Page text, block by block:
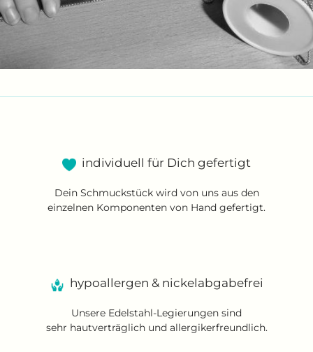
individuell für Dich gefertigt
Dein Schmuckstück wird von uns aus den
einzelnen Komponenten von Hand gefertigt.
hypoallergen & nickelabgabefrei
Unsere Edelstahl-Legierungen sind
sehr hautverträglich und allergikerfreundlich.